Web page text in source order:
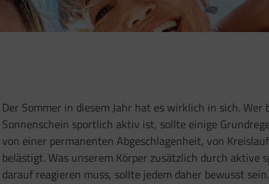
Der Sommer in diesem Jahr hat es wirklich in sich.
Sonnenschein sportlich aktiv ist, sollte einige
von einer permanenten Abgeschlagenheit, von
belästigt. Was unserem Körper zusätzlich durch
darauf reagieren muss, sollte jedem daher bewusst sein.